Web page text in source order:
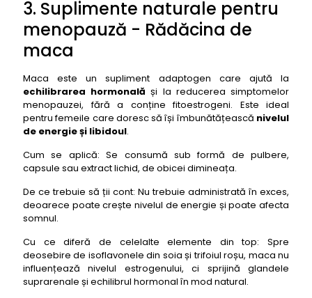
3. Suplimente naturale pentru
menopauză - Rădăcina de
maca
Maca este un supliment adaptogen care ajută la
echilibrarea hormonală și la reducerea simptomelor
menopauzei, fără a conține fitoestrogeni. Este ideal
pentru femeile care doresc să își îmbunătățească nivelul
de energie și libidoul.
Cum se aplică: Se consumă sub formă de pulbere,
capsule sau extract lichid, de obicei dimineața.
De ce trebuie să ții cont: Nu trebuie administrată în exces,
deoarece poate crește nivelul de energie și poate afecta
somnul.
Cu ce diferă de celelalte elemente din top: Spre
deosebire de isoflavonele din soia și trifoiul roșu, maca nu
influențează nivelul estrogenului, ci sprijină glandele
suprarenale și echilibrul hormonal în mod natural.